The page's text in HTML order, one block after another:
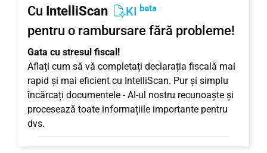
Cu IntelliScan KI beta
pentru o rambursare fără probleme!
Gata cu stresul fiscal!
Aflați cum să vă completați declarația fiscală mai
rapid și mai eficient cu IntelliScan. Pur și simplu
încărcați documentele - AI-ul nostru recunoaște și
procesează toate informațiile importante pentru
dvs.